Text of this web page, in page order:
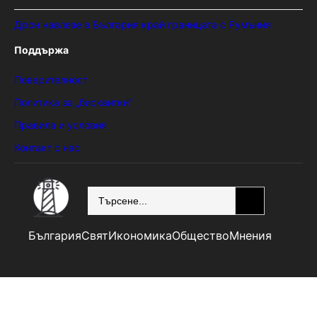
Дрон навлезе в България край границата с Румъния
Поддържа
Поверителност
Политика за „бисквитки“
Правила и условия
Контакт с нас
БългарияСвятИкономикаОбществоМнения